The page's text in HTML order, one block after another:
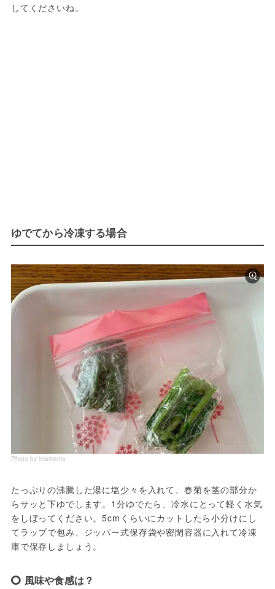
してくださいね。
ゆでてから冷凍する場合
Photo by leiamama
たっぷりの沸騰した湯に塩少々を入れて、春菊を茎の部分か
らサッと下ゆでします。1分ゆでたら、冷水にとって軽く水気
をしぼってください。5cmくらいにカットしたら小分けにし
てラップで包み、ジッパー式保存袋や密閉容器に入れて冷凍
庫で保存しましょう。
風味や食感は？